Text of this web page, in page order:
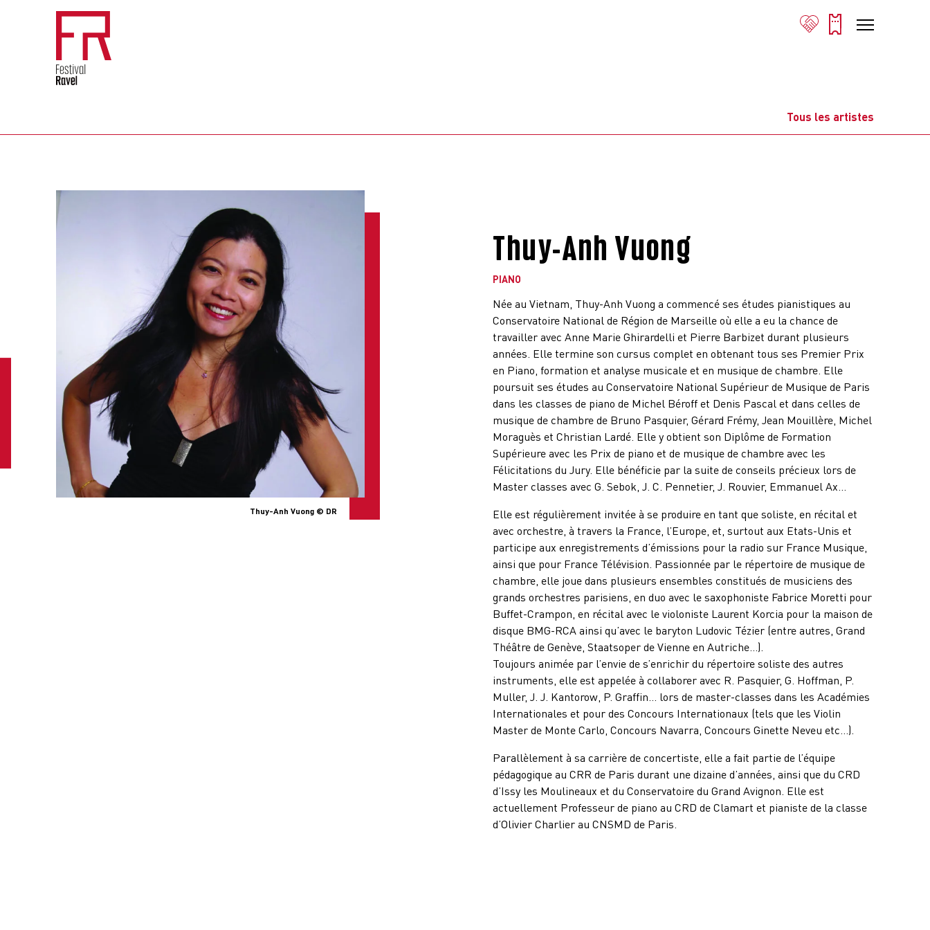
Tous les artistes
Thuy-Anh Vuong © DR
Thuy-Anh Vuong
PIANO
Née au Vietnam, Thuy-Anh Vuong a commencé ses études pianistiques au
Conservatoire National de Région de Marseille où elle a eu la chance de
travailler avec Anne Marie Ghirardelli et Pierre Barbizet durant plusieurs
années. Elle termine son cursus complet en obtenant tous ses Premier Prix
en Piano, formation et analyse musicale et en musique de chambre. Elle
poursuit ses études au Conservatoire National Supérieur de Musique de Paris
dans les classes de piano de Michel Béroff et Denis Pascal et dans celles de
musique de chambre de Bruno Pasquier, Gérard Frémy, Jean Mouillère, Michel
Moraguès et Christian Lardé. Elle y obtient son Diplôme de Formation
Supérieure avec les Prix de piano et de musique de chambre avec les
Félicitations du Jury. Elle bénéficie par la suite de conseils précieux lors de
Master classes avec G. Sebok, J. C. Pennetier, J. Rouvier, Emmanuel Ax…
Elle est régulièrement invitée à se produire en tant que soliste, en récital et
avec orchestre, à travers la France, l’Europe, et, surtout aux Etats-Unis et
participe aux enregistrements d’émissions pour la radio sur France Musique,
ainsi que pour France Télévision. Passionnée par le répertoire de musique de
chambre, elle joue dans plusieurs ensembles constitués de musiciens des
grands orchestres parisiens, en duo avec le saxophoniste Fabrice Moretti pour
Buffet-Crampon, en récital avec le violoniste Laurent Korcia pour la maison de
disque BMG-RCA ainsi qu’avec le baryton Ludovic Tézier (entre autres, Grand
Théâtre de Genève, Staatsoper de Vienne en Autriche…)
Toujours animée par l’envie de s’enrichir du répertoire soliste des autres
instruments, elle est appelée à collaborer avec R. Pasquier, G. Hoffman, P.
Muller, J. J. Kantorow, P. Graffin… lors de master-classes dans les Académies
Internationales et pour des Concours Internationaux (tels que les Violin
Master de Monte Carlo, Concours Navarra, Concours Ginette Neveu etc…).
Parallèlement à sa carrière de concertiste, elle a fait partie de l’équipe
pédagogique au CRR de Paris durant une dizaine d’années, ainsi que du CRD
d’Issy les Moulineaux et du Conservatoire du Grand Avignon. Elle est
actuellement Professeur de piano au CRD de Clamart et pianiste de la classe
d’Olivier Charlier au CNSMD de Paris.